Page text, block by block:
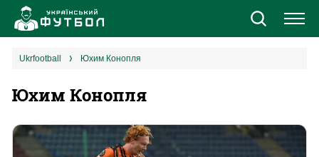
Новини
Збірна
Єврокубки
ukrfootball Юхим Конопля
Юхим Конопля